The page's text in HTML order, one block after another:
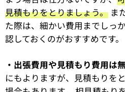
見積もりをとりましょう。 ま
た際は、細かい費用までしっ
認しておくのがおすすめです。
・出張費用や見積もり費用は
にもよりますが、見積もりを